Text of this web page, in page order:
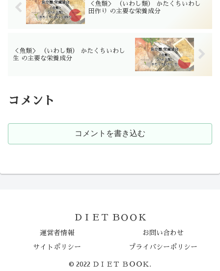
＜魚類＞ （いわし類） かたくちいわし
田作り の主要な栄養成分
＜魚類＞ （いわし類） かたくちいわし
生 の主要な栄養成分
コメント
コメントを書き込む
ＤＩＥＴ ＢＯＯＫ
運営者情報 お問い合わせ
サイトポリシー プライバシーポリシー
© 2022 ＤＩＥＴ ＢＯＯＫ.